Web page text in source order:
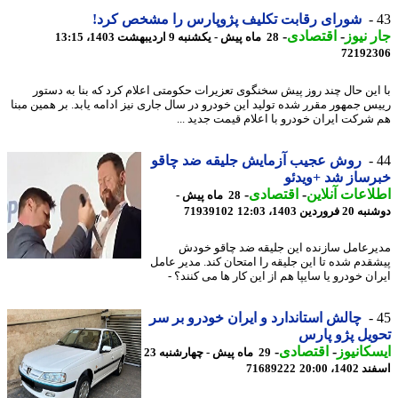
شورای رقابت تکلیف پژوپارس را مشخص کرد‍!
نیوز-اقتصادی-28 ماه پیش - یکشنبه 9 اردیبهشت 1403، 13:15
حال چند روز پیش سخنگوی تعزیرات حکومتی اعلام کرد که بنا به دستور
جمهور مقرر شده تولید این خودرو در سال جاری نیز ادامه یابد. بر همین مبنا
ایران خودرو با اعلام قیمت جدید ...
روش عجیب آزمایش جلیقه ضد چاقو
شد +ویدئو
آنلاین-اقتصادی-
28 ماه پیش -
1403، 12:03
71939102
سازنده این جلیقه ضد چاقو خودش
شده تا این جلیقه را امتحان کند. مدیر عامل
خودرو یا سایپا هم از این کار ها می کنند؟ -
چالش استاندارد و ایران خودرو بر سر
پژو پارس
-اقتصادی-
29 ماه پیش - چهارشنبه 23
20:00
71689222